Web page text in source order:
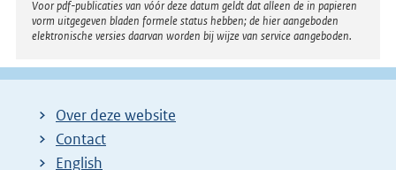
k
:
Voor pdf-publicaties van vóór deze datum geldt dat alleen de in papieren
vorm uitgegeven bladen formele status hebben; de hier aangeboden
elektronische versies daarvan worden bij wijze van service aangeboden.
Over deze website
Contact
English